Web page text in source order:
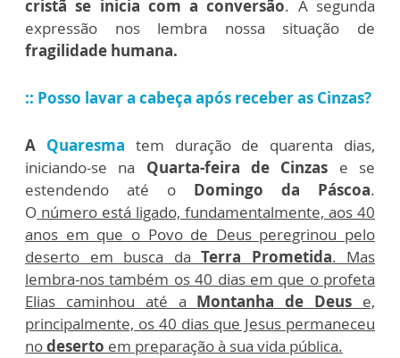
cristã se inicia com aconversão. A segunda
expressão nos lembra nossa situação de
fragilidade humana.
:: Posso lavar a cabeça após receber as Cinzas?
A Quaresma tem duração de quarenta dias,
iniciando-se na Quarta-feira de Cinzas e se
estendendo até o Domingo da Páscoa.
O número está ligado, fundamentalmente, aos 40
anos em que o Povo de Deus peregrinou pelo
deserto em busca da Terra Prometida. Mas
lembra-nos também os 40 dias em que o profeta
Elias caminhou até a Montanha de Deus e,
principalmente, os 40 dias que Jesus permaneceu
nodeserto em preparação à sua vida pública.